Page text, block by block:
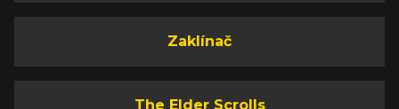
Zaklínač
The Elder Scrolls